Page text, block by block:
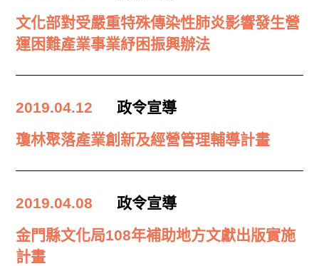
文化部對受嚴重特殊傳染性肺炎影響發生營
運困難產業事業紓困振興辦法
2019.04.12
政令宣導
瓊林聚落產業創新及經營管理輔導計畫
2019.04.08
政令宣導
金門縣文化局108年補助地方文獻出版實施
計畫